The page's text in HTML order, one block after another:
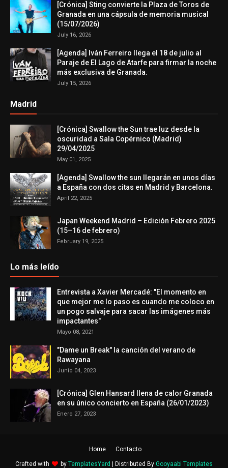
[Crónica] Sting convierte la Plaza de Toros de
Granada en una cápsula de memoria musical
(15/07/2026)
July 16, 2026
[Agenda] Iván Ferreiro llega el 18 de julio al
Paraje de El Lago de Atarfe para firmar la noche
más exclusiva de Granada.
July 15, 2026
Madrid
[Crónica] Swallow the Sun trae luz desde la
oscuridad a Sala Copérnico (Madrid)
29/04/2025
May 01, 2025
[Agenda] Swallow the sun llegarán en unos días
a España con dos citas en Madrid y Barcelona.
April 22, 2025
Japan Weekend Madrid – Edición Febrero 2025
(15–16 de febrero)
February 19, 2025
Lo más leído
Entrevista a Xavier Mercadé: "El momento en
que mejor me lo paso es cuando me coloco en
un pogo salvaje para sacar las imágenes más
impactantes"
Mayo 08, 2021
"Dame un Break" la canción del verano de
Rawayana
Junio 04, 2023
[Crónica] Glen Hansard llena de calor Granada
en su único concierto en España (26/01/2023)
Enero 27, 2023
Home Contacto
Crafted with by TemplatesYard | Distributed By Gooyaabi Templates